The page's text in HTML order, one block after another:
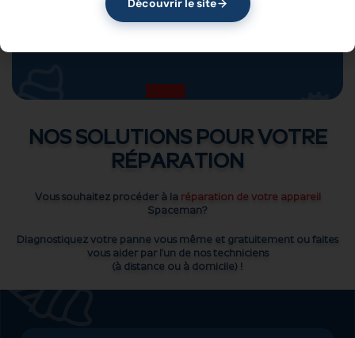
Faire une demande
NOS SOLUTIONS POUR VOTRE
RÉPARATION
Vous souhaitez procéder à la réparation de votre appareil
Spaceman?
Diagnostiquez votre panne vous même et gratuitement ou faites
vous aider par l’un de nos techniciens
(à distance ou à domicile) !
Découvrir le site